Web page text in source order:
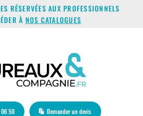
RÉSERVÉES AUX PROFESSIONNELS
À NOS CATALOGUES
50 Demander un devis